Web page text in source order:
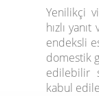
Yenilikçi
hızlı
endeksli
domestik
edilebilir
kabul